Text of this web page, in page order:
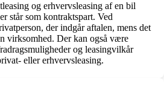
og erhvervsleasing af en bil
står som kontraktspart. Ved
der indgår aftalen, mens det
virksomhed. Der kan også være
og leasingvilkår
eller erhvervsleasing.